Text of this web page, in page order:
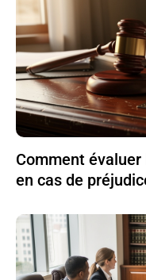
Comment
en cas de